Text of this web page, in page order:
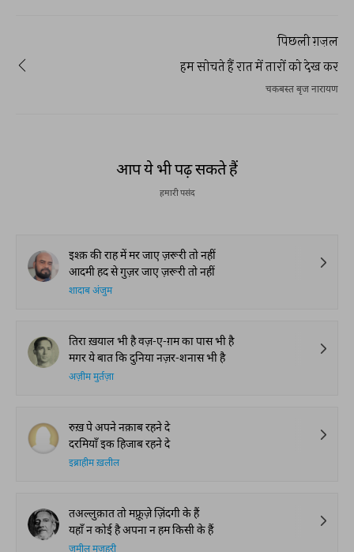
पिछली ग़ज़ल
हम सोचते हैं रात में तारों को देख कर
चकबस्त बृज नारायण
आप ये भी पढ़ सकते हैं
हमारी पसंद
इश्क़ की राह में मर जाए ज़रूरी तो नहीं
आदमी हद से गुज़र जाए ज़रूरी तो नहीं
शादाब अंजुम
तिरा ख़याल भी है वज़-ए-ग़म का पास भी है
मगर ये बात कि दुनिया नज़र-शनास भी है
अज़ीम मुर्तज़ा
रुख़ पे अपने नक़ाब रहने दे
दरमियाँ इक हिजाब रहने दे
इब्राहीम ख़लील
तअल्लुक़ात तो मफ़्रूज़े ज़िंदगी के हैं
यहाँ न कोई है अपना न हम किसी के हैं